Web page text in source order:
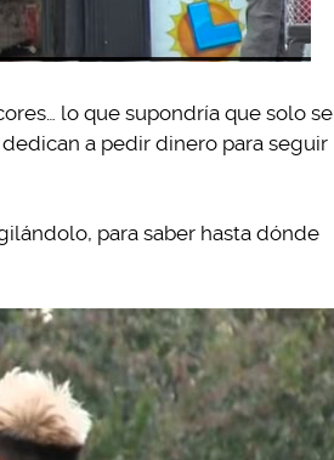
lo que supondría que solo se
a pedir dinero para seguir
para saber hasta dónde